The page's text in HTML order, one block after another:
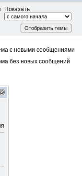
Показать
с новыми сообщениями
без новых сообщений